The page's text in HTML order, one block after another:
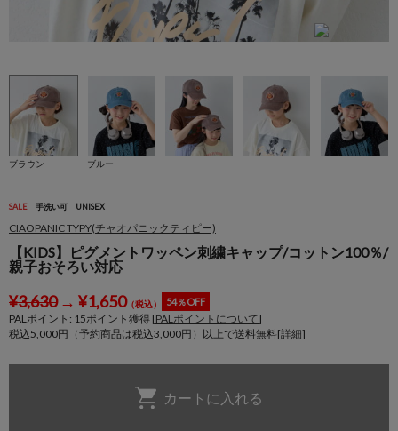
ブラウン ブルー
SALE 手洗い可 UNISEX
CIAOPANIC TYPY(チャオパニックティピー)
【KIDS】ピグメントワッペン刺繍キャップ/コットン100％/
親子おそろい対応
¥3,630→ ¥1,650（税込） 54％OFF
PALポイント: 15ポイント獲得 [PALポイントについて]
税込5,000円（予約商品は税込3,000円）以上で送料無料[詳細]